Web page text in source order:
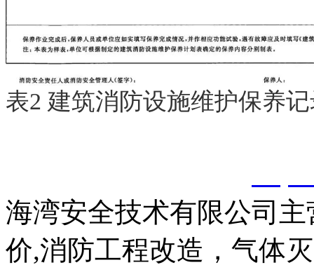
表2 建筑消防设施维护保养
海湾安全技术有限公司
价,消防工程改造，气体